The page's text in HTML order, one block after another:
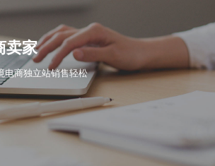
卖家
电商独立站销售轻松